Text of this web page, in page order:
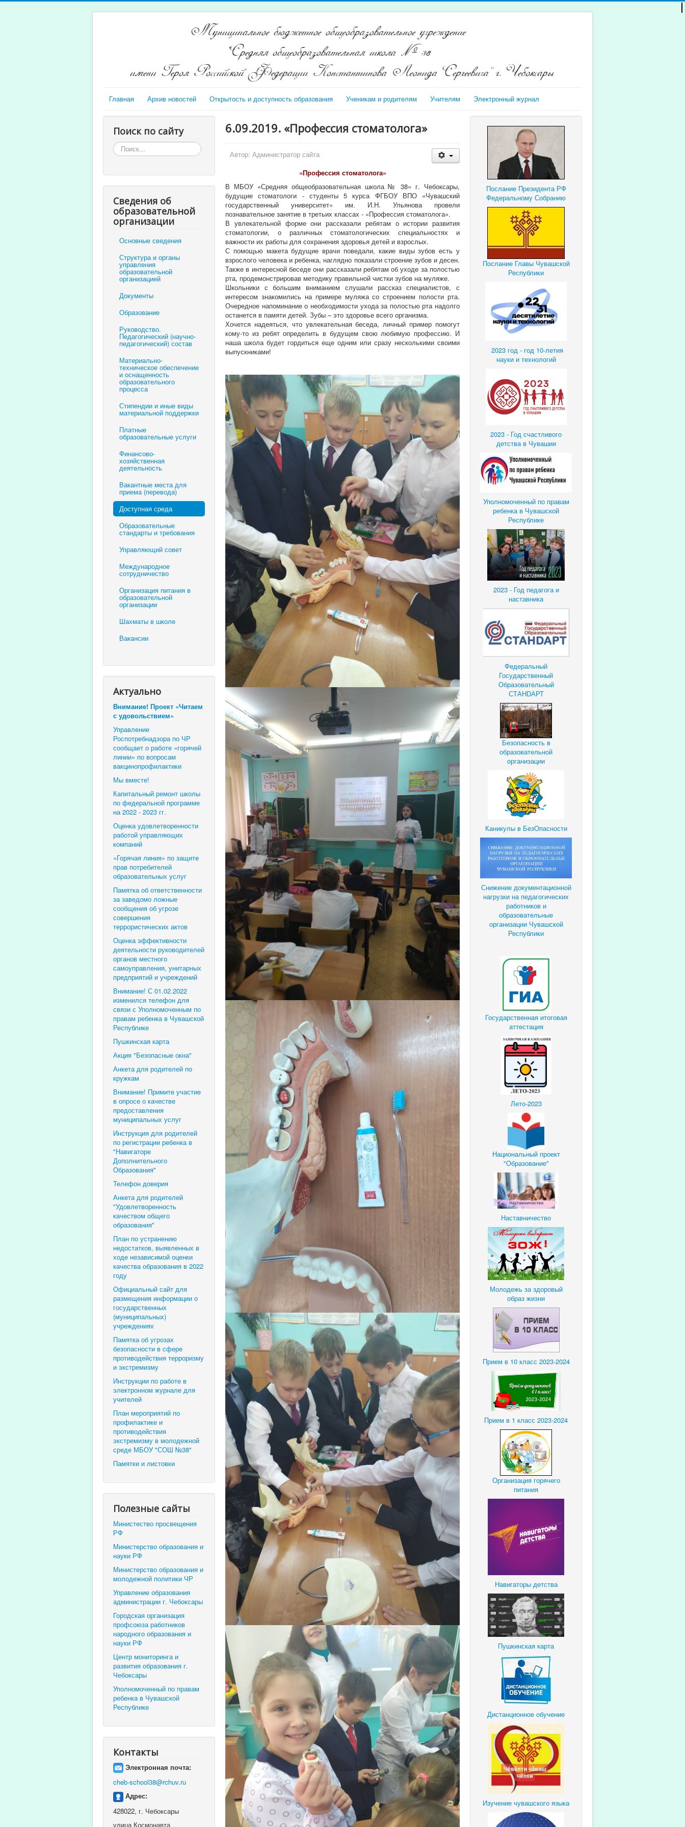
Главная Архив новостей Открытость и доступность образования Ученикам и родителям Учителям Электронный журнал
Поиск по сайту
Искать...
Сведения об
образовательной
организации
Основные сведения
Структура и органы
управления
образовательной
организацией
Документы
Образование
Руководство.
Педагогический (научно-
педагогический) состав
Материально-
техническое обеспечение
и оснащенность
образовательного
процесса
Стипендии и иные виды
материальной поддержки
Платные
образовательные услуги
Финансово-
хозяйственная
деятельность
Вакантные места для
приема (перевода)
Доступная среда
Образовательные
стандарты и требования
Управляющий совет
Международное
сотрудничество
Организация питания в
образовательной
организации
Шахматы в школе
Вакансии
Актуально
Внимание! Проект «Читаем
с удовольствием»
Управление
Роспотребнадзора по ЧР
сообщает о работе «горячей
линии» по вопросам
вакцинопрофилактики
Мы вместе!
Капитальный ремонт школы
по федеральной программе
на 2022 - 2023 гг.
Оценка удовлетворенности
работой управляющих
компаний
«Горячая линия» по защите
прав потребителей
образовательных услуг
Памятка об ответственности
за заведомо ложные
сообщения об угрозе
совершения
террористических актов
Оценка эффективности
деятельности руководителей
органов местного
самоуправления, унитарных
предприятий и учреждений
Внимание! С 01.02.2022
изменился телефон для
связи с Уполномоченным по
правам ребенка в Чувашской
Республике
Пушкинская карта
Акция "Безопасные окна"
Анкета для родителей по
кружкам
Внимание! Примите участие
в опросе о качестве
предоставления
муниципальных услуг
Инструкция для родителей
по регистрации ребенка в
"Навигаторе
Дополнительного
Образования"
Телефон доверия
Анкета для родителей
"Удовлетворенность
качеством общего
образования"
План по устранению
недостатков, выявленных в
ходе независимой оценки
качества образования в 2022
году
Официальный сайт для
размещения информации о
государственных
(муниципальных)
учреждениях
Памятка об угрозах
безопасности в сфере
противодействия терроризму
и экстремизму
Инструкции по работе в
электронном журнале для
учителей
План мероприятий по
профилактике и
противодействия
экстремизму в молодежной
среде МБОУ "СОШ №38"
Памятки и листовки
Полезные сайты
Министество просвещения
РФ
Министерство образования и
науки РФ
Министерство образования и
молодежной политики ЧР
Управление образования
администрации г. Чебоксары
Городская организация
профсоюза работников
народного образования и
науки РФ
Центр мониторинга и
развития образования г.
Чебоксары
Уполномоченный по правам
ребенка в Чувашской
Республике
Контакты
Электронная почта:
cheb-school38@rchuv.ru
Адрес:
428022, г. Чебоксары
улица Космонавта
6.09.2019. «Профессия стоматолога»
Автор: Администратор сайта
«Профессия стоматолога»
В МБОУ «Средняя общеобразовательная школа № 38» г. Чебоксары,
будущие стоматологи - студенты 5 курса ФГБОУ ВПО «Чувашский
государственный университет» им. И.Н. Ульянова провели
познавательное занятие в третьих классах - «Профессия стоматолога».
В увлекательной форме они рассказали ребятам о истории развития
стоматологии, о различных стоматологических специальностях и
важности их работы для сохранения здоровья детей и взрослых.
С помощью макета будущие врачи поведали, какие виды зубов есть у
взрослого человека и ребенка, наглядно показали строение зубов и десен.
Также в интересной беседе они рассказали ребятам об уходе за полостью
рта, продемонстрировав методику правильной чистки зубов на муляже.
Школьники с большим вниманием слушали рассказ специалистов, с
интересом знакомились на примере муляжа со строением полости рта.
Очередное напоминание о необходимости ухода за полостью рта надолго
останется в памяти детей. Зубы – это здоровье всего организма.
Хочется надеяться, что увлекательная беседа, личный пример помогут
кому-то из ребят определить в будущем свою любимую профессию. И
наша школа будет гордиться еще одним или сразу несколькими своими
выпускниками!
Послание Президента РФ
Федеральному Собранию
Послание Главы Чувашской
Республики
2023 год - год 10-летия
науки и технологий
2023 - Год счастливого
детства в Чувашии
Уполномоченный по правам
ребенка в Чувашской
Республике
2023 - Год педагога и
наставника
Федеральный
Государственный
Образовательный
СТАНDАРТ
Безопасность в
образовательной
организации
Каникулы в БезОпасности
Снижение документационной
нагрузки на педагогических
работников и
образовательные
организации Чувашской
Республики
Государственная итоговая
аттестация
Лето-2023
Национальный проект
"Образование"
Наставничество
Молодежь за здоровый
образ жизни
Прием в 10 класс 2023-2024
Прием в 1 класс 2023-2024
Организация горячего
питания
Навигаторы детства
Пушкинская карта
Дистанционное обучение
Изучение чувашского языка